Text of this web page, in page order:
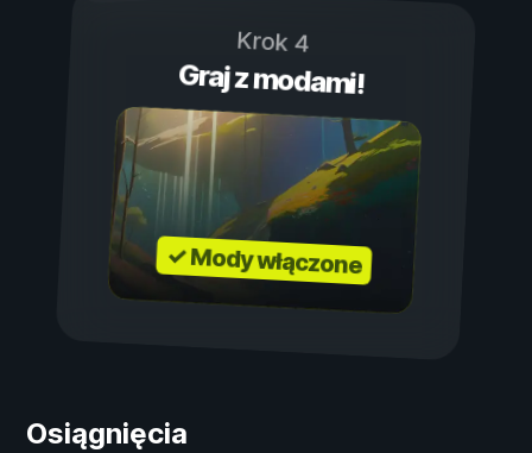
Krok 4
Graj z modami!
✓ Mody włączone
Osiągnięcia